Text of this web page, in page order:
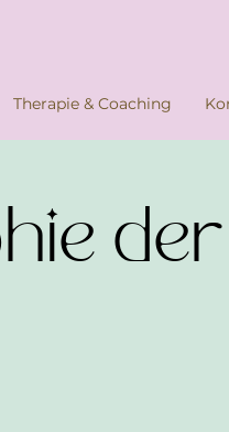
Therapie & Coaching
der